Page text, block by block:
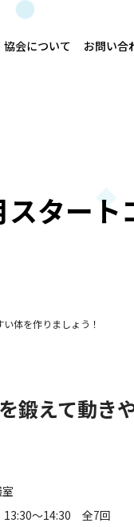
協会について お問い合
タート
体を作りましょう！
鍛えて動き
～14:30 全7回